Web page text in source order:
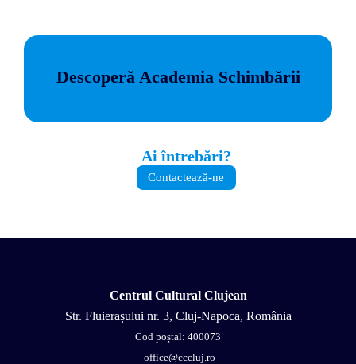
Descoperă Academia Schimbării
Ai întrebări?
Contactează-ne
Centrul Cultural Clujean
Str. Fluierașului nr. 3, Cluj-Napoca, România
Cod poștal: 400073
office@cccluj.ro